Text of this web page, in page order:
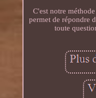
C'est notre
permet de répondre
toute